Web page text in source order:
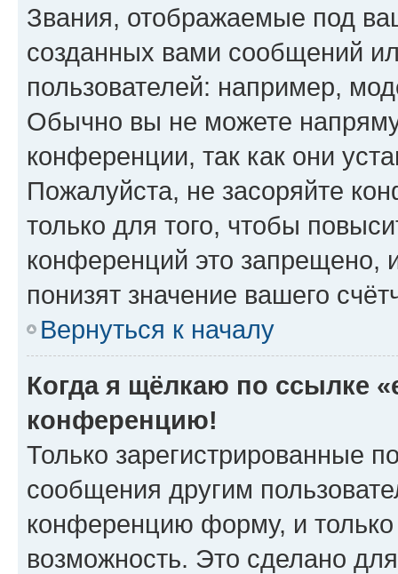
Звания, отображаемые под
созданных вами сообщений
пользователей: например,
Обычно вы не можете
конференции, так как они
Пожалуйста, не засоряйте
только для того, чтобы
конференций это запрещено,
понизят значение вашего
Вернуться к началу
Когда я щёлкаю по ссылке
конференцию!
Только зарегистрированные
сообщения другим
конференцию форму, и
возможность. Это сделано